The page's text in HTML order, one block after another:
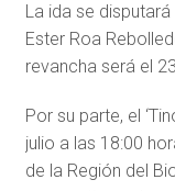
La ida se
Ester Roa
revancha será el
Por su parte, el
julio a las 18:00
de la Región del